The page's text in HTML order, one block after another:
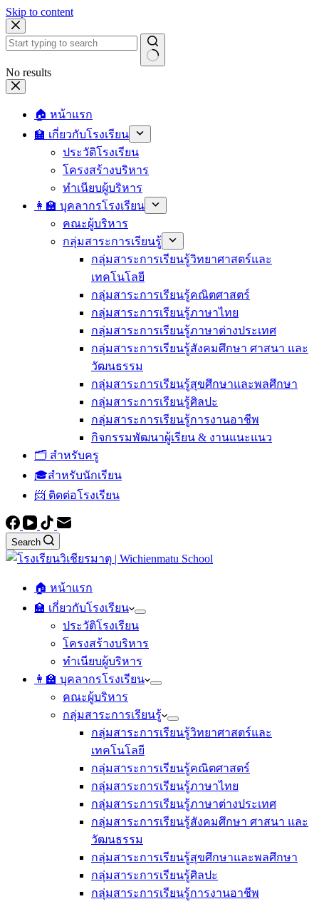
Skip to content
No results
🏠 หน้าแรก
🏫 เกี่ยวกับโรงเรียน
ประวัติโรงเรียน
โครงสร้างบริหาร
ทำเนียบผู้บริหาร
👩‍🏫 บุคลากรโรงเรียน
คณะผู้บริหาร
กลุ่มสาระการเรียนรู้
กลุ่มสาระการเรียนรู้วิทยาศาสตร์และ
เทคโนโลยี
กลุ่มสาระการเรียนรู้คณิตศาสตร์
กลุ่มสาระการเรียนรู้ภาษาไทย
กลุ่มสาระการเรียนรู้ภาษาต่างประเทศ
กลุ่มสาระการเรียนรู้สังคมศึกษา ศาสนา และ
วัฒนธรรม
กลุ่มสาระการเรียนรู้สุขศึกษาและพลศึกษา
กลุ่มสาระการเรียนรู้ศิลปะ
กลุ่มสาระการเรียนรู้การงานอาชีพ
กิจกรรมพัฒนาผู้เรียน & งานแนะแนว
🗂️ สำหรับครู
🎓สำหรับนักเรียน
📨 ติดต่อโรงเรียน
Search
🏠 หน้าแรก
🏫 เกี่ยวกับโรงเรียน
ประวัติโรงเรียน
โครงสร้างบริหาร
ทำเนียบผู้บริหาร
👩‍🏫 บุคลากรโรงเรียน
คณะผู้บริหาร
กลุ่มสาระการเรียนรู้
กลุ่มสาระการเรียนรู้วิทยาศาสตร์และ
เทคโนโลยี
กลุ่มสาระการเรียนรู้คณิตศาสตร์
กลุ่มสาระการเรียนรู้ภาษาไทย
กลุ่มสาระการเรียนรู้ภาษาต่างประเทศ
กลุ่มสาระการเรียนรู้สังคมศึกษา ศาสนา และ
วัฒนธรรม
กลุ่มสาระการเรียนรู้สุขศึกษาและพลศึกษา
กลุ่มสาระการเรียนรู้ศิลปะ
กลุ่มสาระการเรียนรู้การงานอาชีพ